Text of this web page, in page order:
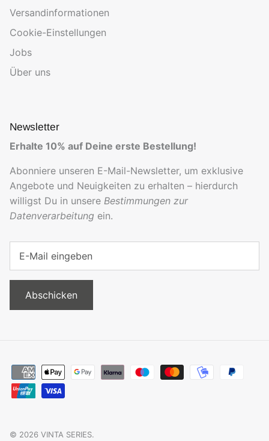
Versandinformationen
Cookie-Einstellungen
Jobs
Über uns
Newsletter
Erhalte 10% auf Deine erste Bestellung!
Abonniere unseren E-Mail-Newsletter, um exklusive
Angebote und Neuigkeiten zu erhalten – hierdurch
willigst Du in unsere Bestimmungen zur
Datenverarbeitung ein.
Abschicken
© 2026 VINTA SERIES.